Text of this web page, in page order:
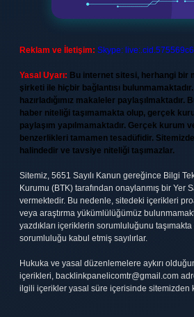
Reklam ve İletişim: Skype:
Yasal Uyarı: Bu internet sitesi, herhangi bir
şirketi ile hiçbir bağlantısı
hazırladığımız makaleler
haber niteliği taşımamakta olup, gerçek
paylaşım yapılmamaktadır. Gerçek kurum
benzerlikleri tamamen tesadüfidir.
halindedir ve tavsiye niteliği taşımazlar.
Sitemiz, 5651 Sayılı Kanun gereğince Bilgi
Kurumu (BTK) tarafından onaylanmış bir Yer
vermektedir. Bu nedenle, sitedeki içerikleri
veya araştırma yükümlülüğümüz
yazdıkları içeriklerin sorumluluğunu
sorumluluğu kabul etmiş sayılırlar.
Hukuka ve yasal düzenlemelere aykırı
içerikleri, backlinkpanelicomtr@gmail.com
ilgili içerikler yasal süre içerisinde sitemizden